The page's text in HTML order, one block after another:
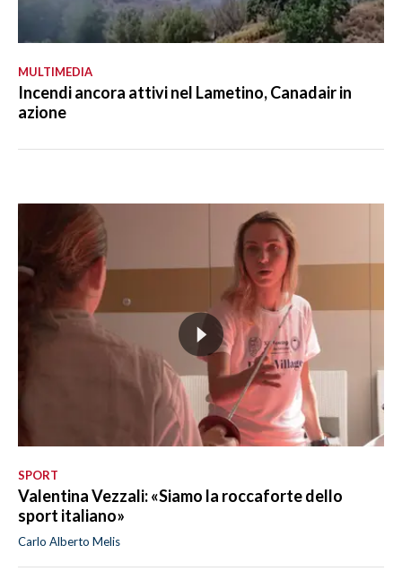
MULTIMEDIA
Incendi ancora attivi nel Lametino, Canadair in
azione
SPORT
Valentina Vezzali: «Siamo la roccaforte dello
sport italiano»
Carlo Alberto Melis